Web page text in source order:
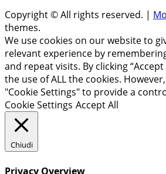
Copyright © All rights reserved. |
themes.
We use cookies on our website to
relevant experience by
and repeat visits. By clicking
the use of ALL the cookies.
"Cookie Settings" to provide a
Cookie Settings Accept All
Chiudi
Privacy Overview